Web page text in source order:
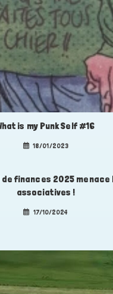
is my Punk Self #16
18/01/2023
finances 2025
associatives !
17/10/2024